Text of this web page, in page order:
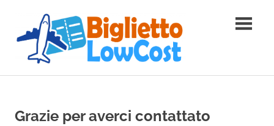
content
Bigliettolowcost.it
|
Grazie per averci contattato